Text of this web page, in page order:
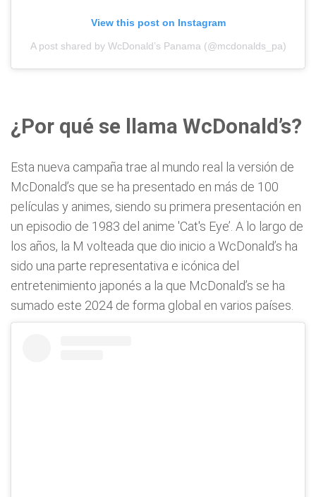
View this post on Instagram
A post shared by WcDonald’s Panama (@mcdonalds_pa)
¿Por qué se llama WcDonald’s?
Esta nueva campaña trae al mundo real la versión de
McDonald’s que se ha presentado en más de 100
películas y animes, siendo su primera presentación en
un episodio de 1983 del anime 'Cat's Eye’. A lo largo de
los años, la M volteada que dio inicio a WcDonald’s ha
sido una parte representativa e icónica del
entretenimiento japonés a la que McDonald’s se ha
sumado este 2024 de forma global en varios países.